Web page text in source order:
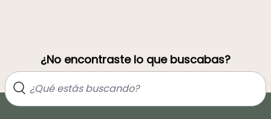
¿No encontraste lo que buscabas?